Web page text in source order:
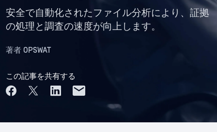
安全で自動化されたファイル分析により、証拠
の処理と調査の速度が向上します。
著者 OPSWAT
この記事を共有する